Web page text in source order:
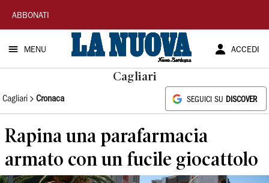
La
Nuova
Sardegna
ABBONATI
MENU ACCEDI
Cagliari
Cagliari Cronaca SEGUICI SU DISCOVER
Rapina una parafarmacia
armato con un fucile giocattolo